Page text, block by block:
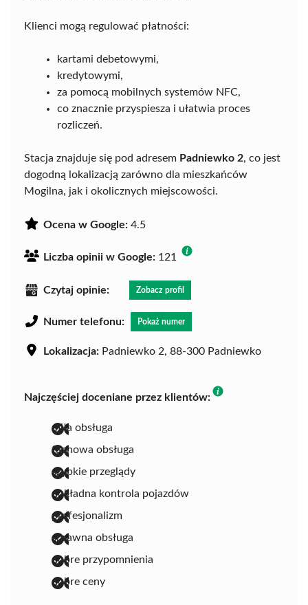
Klienci mogą regulować płatności:
kartami debetowymi,
kredytowymi,
za pomocą mobilnych systemów NFC,
co znacznie przyspiesza i ułatwia proces
rozliczeń.
Stacja znajduje się pod adresem Padniewko 2, co jest
dogodną lokalizacją zarówno dla mieszkańców
Mogilna, jak i okolicznych miejscowości.
Ocena w Google: 4.5
Liczba opinii w Google: 121
Czytaj opinie: Zobacz profil
Numer telefonu: Pokaż numer
Lokalizacja: Padniewko 2, 88-300 Padniewko
Najczęściej doceniane przez klientów:
miła obsługa
fachowa obsługa
szybkie przeglądy
dokładna kontrola pojazdów
profesjonalizm
sprawna obsługa
dobre przypomnienia
dobre ceny